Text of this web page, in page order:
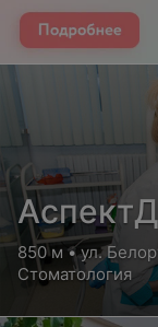
850 м • ул.
Стоматология